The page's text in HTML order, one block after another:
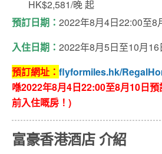
HK$2,581/晚 起
預訂日期： 2022年8月4日22:00至8
入住日期： 2022年8月5日至10月16
預訂網址： flyformiles.hk/
喺2022年8月4日22:00至8月10日
前入住嘅房！)
富豪香港酒店介紹